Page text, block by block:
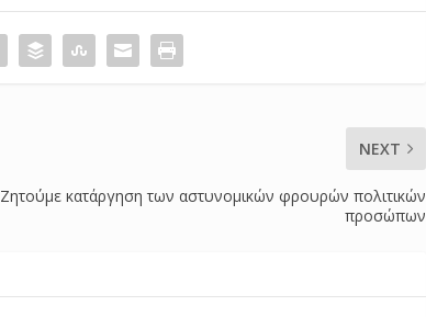
NEXT
Ζητούμε κατάργηση των αστυνομικών φρουρών πολιτικών
προσώπων